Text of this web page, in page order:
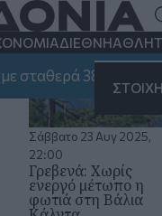
ΔΙΕΘΝΗ
38αρια - Που
Σάββατο 23 Αυγ 2025,
22:00
Γρεβενά: Χωρίς
ενεργό μέτωπο η
φωτιά στη Βάλια